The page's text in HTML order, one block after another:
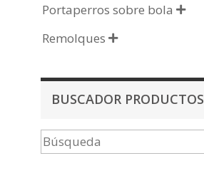
Portaperros sobre bola 
Remolques 
BUSCADOR PRODUCTOS